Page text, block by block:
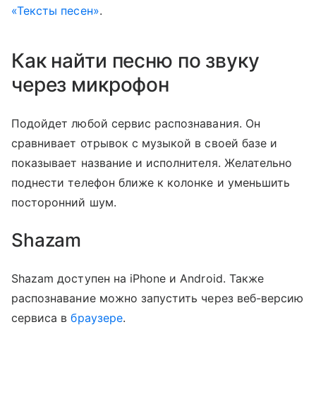
«Тексты песен».
Как найти песню по звуку
через микрофон
Подойдет любой сервис распознавания. Он
сравнивает отрывок с музыкой в своей базе и
показывает название и исполнителя. Желательно
поднести телефон ближе к колонке и уменьшить
посторонний шум.
Shazam
Shazam доступен на iPhone и Android. Также
распознавание можно запустить через веб-версию
сервиса вбраузере.